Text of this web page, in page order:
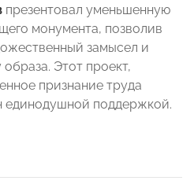
презентовал уменьшенную
монумента, позволив
замысел и
Этот проект,
признание труда
единодушной поддержкой.